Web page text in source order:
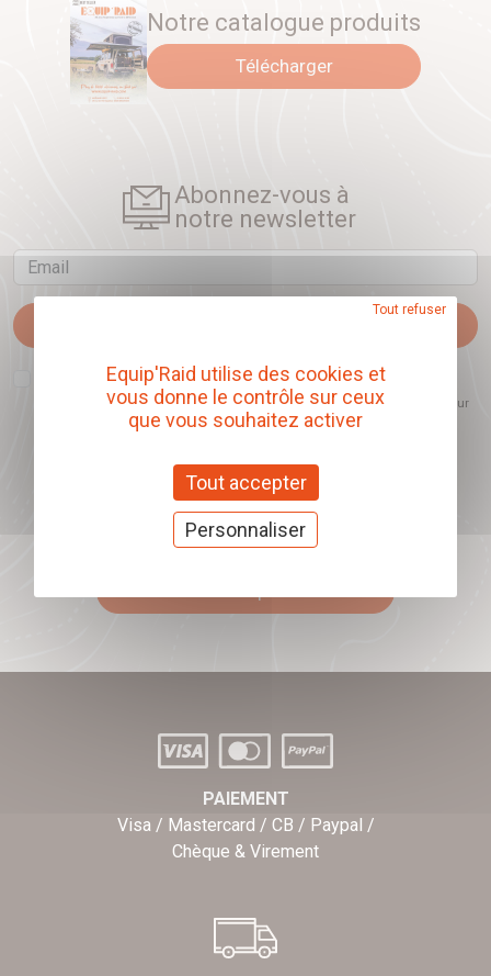
Notre catalogue produits
Télécharger
Abonnez-vous à
notre newsletter
Email
J'accepte que l'ouverture des newsletters soit mesurée, afin de mieux
comprendre les sujets qui m'intéressent et d'améliorer les contenus
proposés. Ce choix est modifiable à tout moment et reste sans incidence sur
mon inscription.
Offrez nos chèques
cadeaux
PAIEMENT
Visa / Mastercard / CB / Paypal /
Chèque & Virement
Equip'Raid utilise des cookies et
vous donne le contrôle sur ceux
que vous souhaitez activer
Tout accepter
Tout refuser
Personnaliser